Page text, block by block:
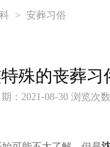
> 安葬习俗
殊的丧葬习
：2021-08-30 浏览次